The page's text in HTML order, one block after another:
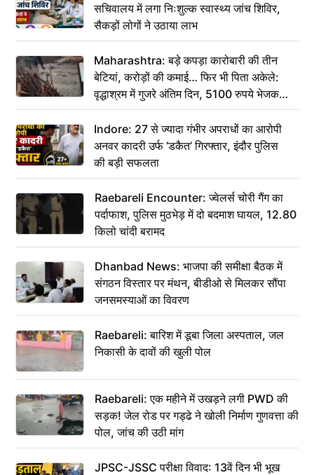
सचिवालय में लगा निःशुल्क स्वास्थ्य जांच शिविर,
सैकड़ों लोगों ने उठाया लाभ
Maharashtra: बड़े कपड़ा कारोबारी की तीन
बेटियां, करोड़ों की कमाई… फिर भी पिता अकेले:
वृद्धाश्रम में गुजरे अंतिम दिन, 5100 रुपये भेजकर
कहा– अंतिम संस्कार कर दीजिए हम नहीं आ पाएंगे
Indore: 27 से ज्यादा गंभीर अपराधों का आरोपी
अनवर कादरी उर्फ ‘डकैत’ गिरफ्तार, इंदौर पुलिस
की बड़ी सफलता
Raebareli Encounter: ज्वेलर्स चोरी गैंग का
पर्दाफाश, पुलिस मुठभेड़ में दो बदमाश घायल, 12.80
किलो चांदी बरामद
Dhanbad News: भाजपा की समीक्षा बैठक में
संगठन विस्तार पर मंथन, बीडीओ से मिलकर सौंपा
जनसमस्याओं का विवरण
Raebareli: बारिश में डूबा जिला अस्पताल, जल
निकासी के दावों की खुली पोल
Raebareli: एक महीने में उखड़ने लगी PWD की
सड़क! जेल रोड पर गड्ढे ने खोली निर्माण गुणवत्ता की
पोल, जांच की उठी मांग
JPSC-JSSC परीक्षा विवाद: 13वें दिन भी भूख